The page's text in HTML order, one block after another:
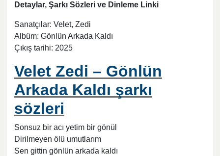
Detaylar, Şarkı Sözleri ve Dinleme Linki
Sanatçılar: Velet, Zedi
Albüm: Gönlün Arkada Kaldı
Çıkış tarihi: 2025
Velet Zedi – Gönlün
Arkada Kaldı şarkı
sözleri
Sonsuz bir acı yetim bir gönül
Dirilmeyen ölü umutlarım
Sen gittin gönlün arkada kaldı